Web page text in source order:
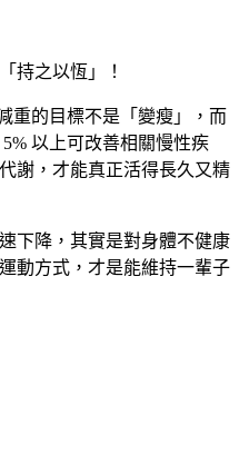
持之以恆」！
重的目標不是「變瘦」，而
以上可改善相關慢性疾
謝，才能真正活得長久又精
下降，其實是對身體不健康
動方式，才是能維持一輩子